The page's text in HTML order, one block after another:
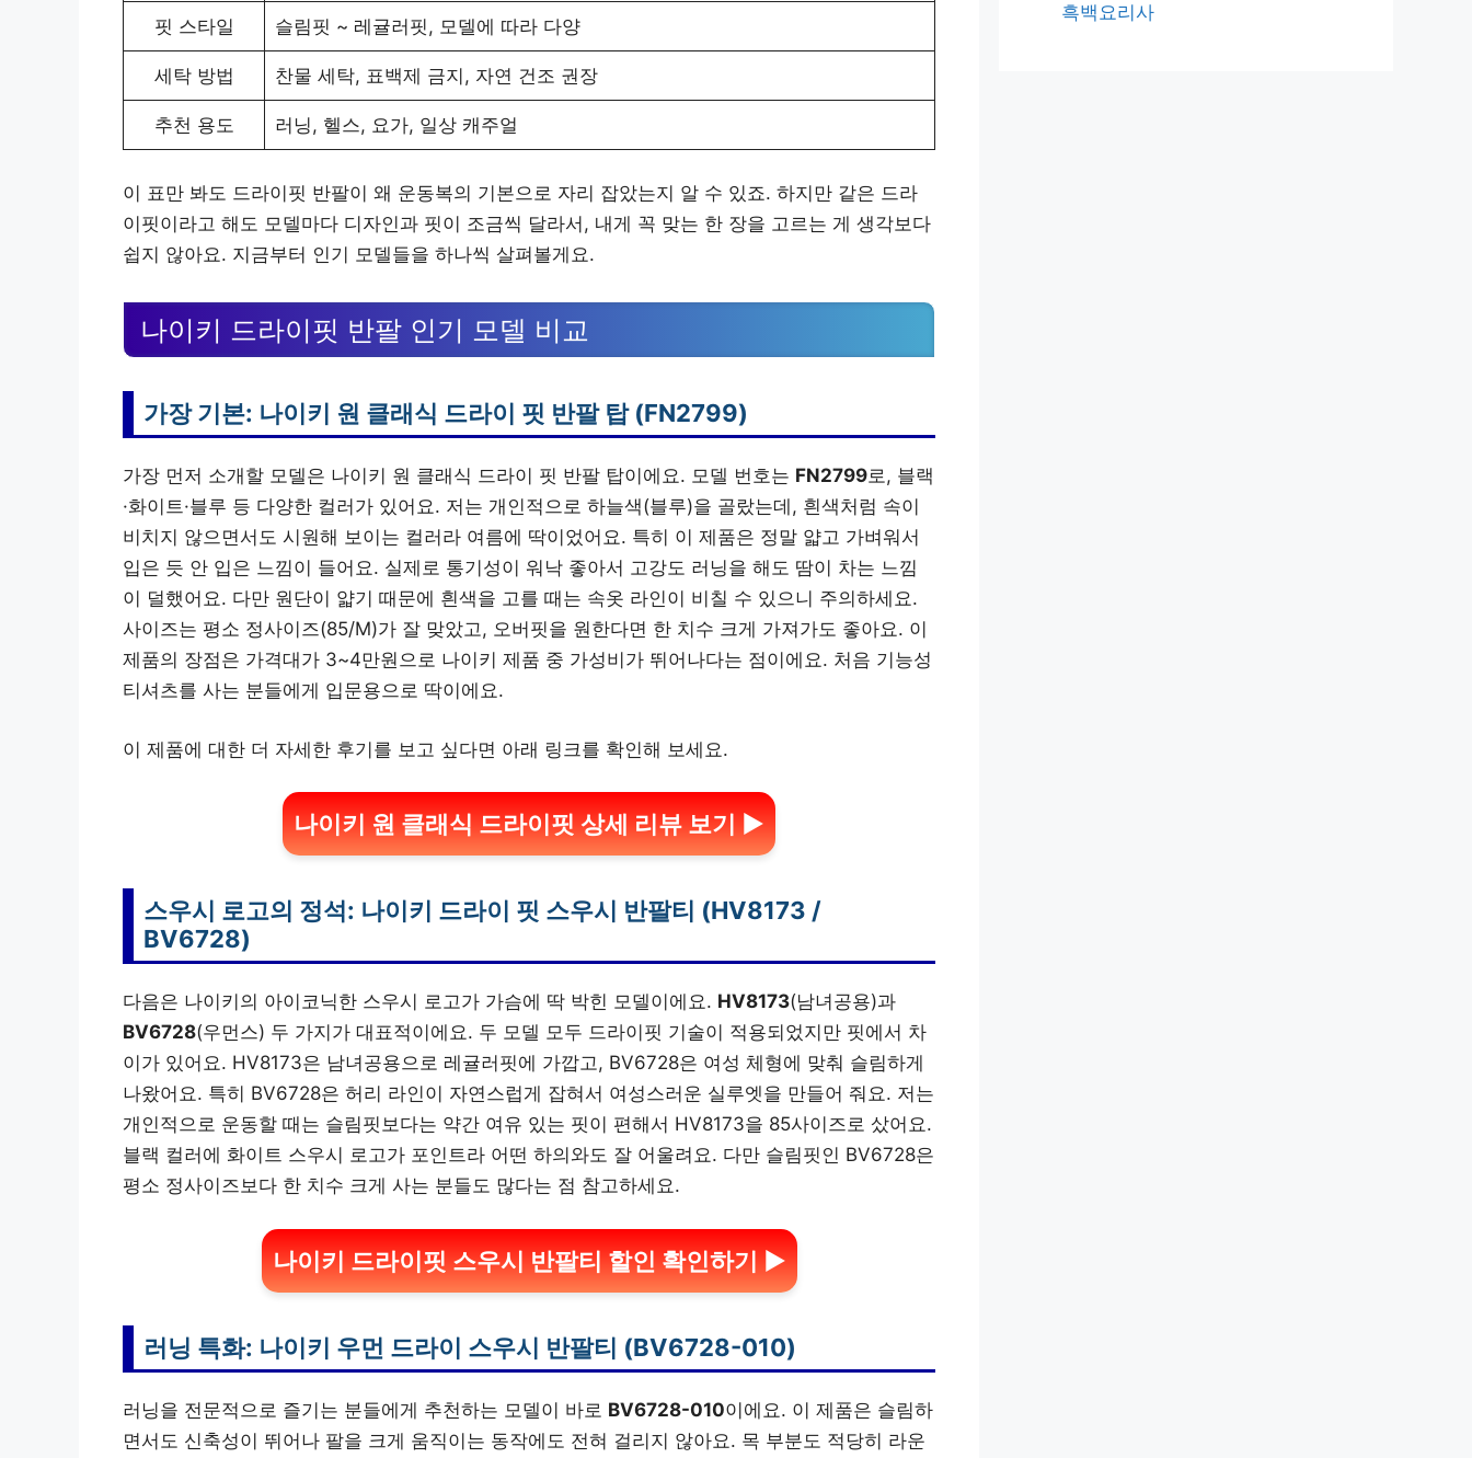
핏 스타일 슬림핏 ~ 레귤러핏, 모델에 따라 다양
세탁 방법 찬물 세탁, 표백제 금지, 자연 건조 권장
추천 용도 러닝, 헬스, 요가, 일상 캐주얼
이 표만 봐도 드라이핏 반팔이 왜 운동복의 기본으로 자리 잡았는지 알 수 있죠. 하지만 같은 드라
이핏이라고 해도 모델마다 디자인과 핏이 조금씩 달라서, 내게 꼭 맞는 한 장을 고르는 게 생각보다
쉽지 않아요. 지금부터 인기 모델들을 하나씩 살펴볼게요.
나이키 드라이핏 반팔 인기 모델 비교
가장 기본: 나이키 원 클래식 드라이 핏 반팔 탑 (FN2799)
가장 먼저 소개할 모델은 나이키 원 클래식 드라이 핏 반팔 탑이에요. 모델 번호는 FN2799로, 블랙
·화이트·블루 등 다양한 컬러가 있어요. 저는 개인적으로 하늘색(블루)을 골랐는데, 흰색처럼 속이
비치지 않으면서도 시원해 보이는 컬러라 여름에 딱이었어요. 특히 이 제품은 정말 얇고 가벼워서
입은 듯 안 입은 느낌이 들어요. 실제로 통기성이 워낙 좋아서 고강도 러닝을 해도 땀이 차는 느낌
이 덜했어요. 다만 원단이 얇기 때문에 흰색을 고를 때는 속옷 라인이 비칠 수 있으니 주의하세요.
사이즈는 평소 정사이즈(85/M)가 잘 맞았고, 오버핏을 원한다면 한 치수 크게 가져가도 좋아요. 이
제품의 장점은 가격대가 3~4만원으로 나이키 제품 중 가성비가 뛰어나다는 점이에요. 처음 기능성
티셔츠를 사는 분들에게 입문용으로 딱이에요.
이 제품에 대한 더 자세한 후기를 보고 싶다면 아래 링크를 확인해 보세요.
나이키 원 클래식 드라이핏 상세 리뷰 보기 ▶
스우시 로고의 정석: 나이키 드라이 핏 스우시 반팔티 (HV8173 /
BV6728)
다음은 나이키의 아이코닉한 스우시 로고가 가슴에 딱 박힌 모델이에요. HV8173(남녀공용)과
BV6728(우먼스) 두 가지가 대표적이에요. 두 모델 모두 드라이핏 기술이 적용되었지만 핏에서 차
이가 있어요. HV8173은 남녀공용으로 레귤러핏에 가깝고, BV6728은 여성 체형에 맞춰 슬림하게
나왔어요. 특히 BV6728은 허리 라인이 자연스럽게 잡혀서 여성스러운 실루엣을 만들어 줘요. 저는
개인적으로 운동할 때는 슬림핏보다는 약간 여유 있는 핏이 편해서 HV8173을 85사이즈로 샀어요.
블랙 컬러에 화이트 스우시 로고가 포인트라 어떤 하의와도 잘 어울려요. 다만 슬림핏인 BV6728은
평소 정사이즈보다 한 치수 크게 사는 분들도 많다는 점 참고하세요.
나이키 드라이핏 스우시 반팔티 할인 확인하기 ▶
러닝 특화: 나이키 우먼 드라이 스우시 반팔티 (BV6728-010)
러닝을 전문적으로 즐기는 분들에게 추천하는 모델이 바로 BV6728-010이에요. 이 제품은 슬림하
면서도 신축성이 뛰어나 팔을 크게 움직이는 동작에도 전혀 걸리지 않아요. 목 부분도 적당히 라운
흑백요리사